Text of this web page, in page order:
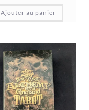
Ajouter au panier